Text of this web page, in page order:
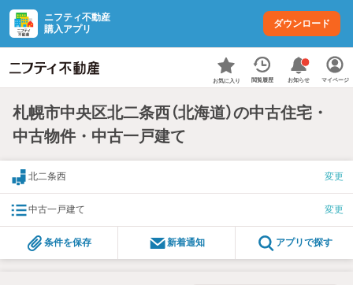
ニフティ不動産
購入アプリ
ダウンロード
お気に入り 閲覧履歴 お知らせ マイページ
札幌市中央区北二条西（北海道）の中古住宅・
中古物件・中古一戸建て
北二条西 変更
中古一戸建て 変更
条件を保存 新着通知 アプリで探す